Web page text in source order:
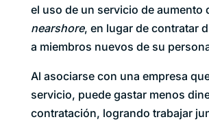
el uso de un servicio de aumento
nearshore, en lugar de contratar
a miembros nuevos de su
Al asociarse con una empresa
servicio, puede gastar menos
contratación, logrando trabajar